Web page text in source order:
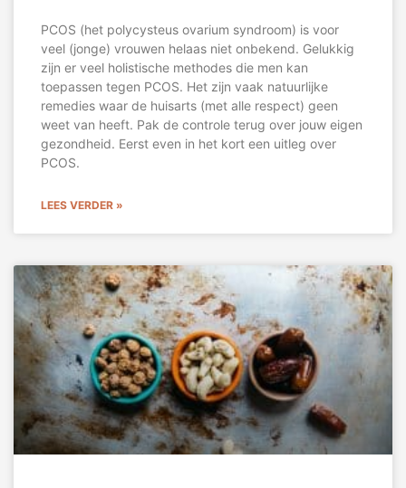
PCOS (het polycysteus ovarium syndroom) is voor
veel (jonge) vrouwen helaas niet onbekend. Gelukkig
zijn er veel holistische methodes die men kan
toepassen tegen PCOS. Het zijn vaak natuurlijke
remedies waar de huisarts (met alle respect) geen
weet van heeft. Pak de controle terug over jouw eigen
gezondheid. Eerst even in het kort een uitleg over
PCOS.
LEES VERDER »